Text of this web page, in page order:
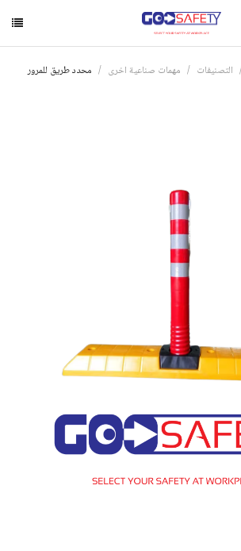
التصنيفات مهمات صناعية اخرى محدد طريق للمرور